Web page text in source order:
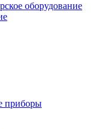
оборудование
приборы